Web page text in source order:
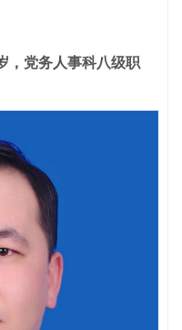
，党务人事科八级职